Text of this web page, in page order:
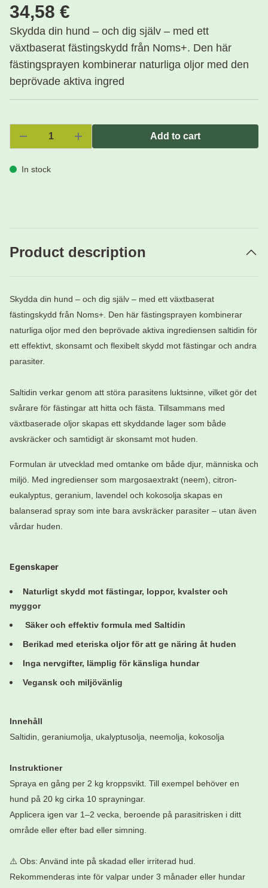
34,58 €
Skydda din hund – och dig själv – med ett
växtbaserat fästingskydd från Noms+. Den här
fästingsprayen kombinerar naturliga oljor med den
beprövade aktiva ingred
Add to cart
In stock
Product description
Skydda din hund – och dig själv – med ett växtbaserat
fästingskydd från Noms+. Den här fästingsprayen kombinerar
naturliga oljor med den beprövade aktiva ingrediensen saltidin för
ett effektivt, skonsamt och flexibelt skydd mot fästingar och andra
parasiter.
Saltidin verkar genom att störa parasitens luktsinne, vilket gör det
svårare för fästingar att hitta och fästa. Tillsammans med
växtbaserade oljor skapas ett skyddande lager som både
avskräcker och samtidigt är skonsamt mot huden.
Formulan är utvecklad med omtanke om både djur, människa och
miljö. Med ingredienser som margosaextrakt (neem), citron-
eukalyptus, geranium, lavendel och kokosolja skapas en
balanserad spray som inte bara avskräcker parasiter – utan även
vårdar huden.
Egenskaper
Naturligt skydd mot fästingar, loppor, kvalster och
myggor
Säker och effektiv formula med Saltidin
Berikad med eteriska oljor för att ge näring åt huden
Inga nervgifter, lämplig för känsliga hundar
Vegansk och miljövänlig
Innehåll
Saltidin, geraniumolja, ukalyptusolja, neemolja, kokosolja
Instruktioner
Spraya en gång per 2 kg kroppsvikt. Till exempel behöver en
hund på 20 kg cirka 10 sprayningar.
Applicera igen var 1–2 vecka, beroende på parasitrisken i ditt
område eller efter bad eller simning.
⚠️ Obs: Använd inte på skadad eller irriterad hud.
Rekommenderas inte för valpar under 3 månader eller hundar